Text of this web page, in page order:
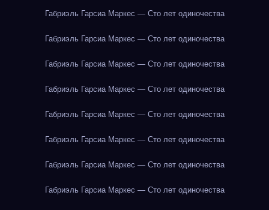
Габриэль Гарсиа Маркес — Сто лет одиночества
Габриэль Гарсиа Маркес — Сто лет одиночества
Габриэль Гарсиа Маркес — Сто лет одиночества
Габриэль Гарсиа Маркес — Сто лет одиночества
Габриэль Гарсиа Маркес — Сто лет одиночества
Габриэль Гарсиа Маркес — Сто лет одиночества
Габриэль Гарсиа Маркес — Сто лет одиночества
Габриэль Гарсиа Маркес — Сто лет одиночества